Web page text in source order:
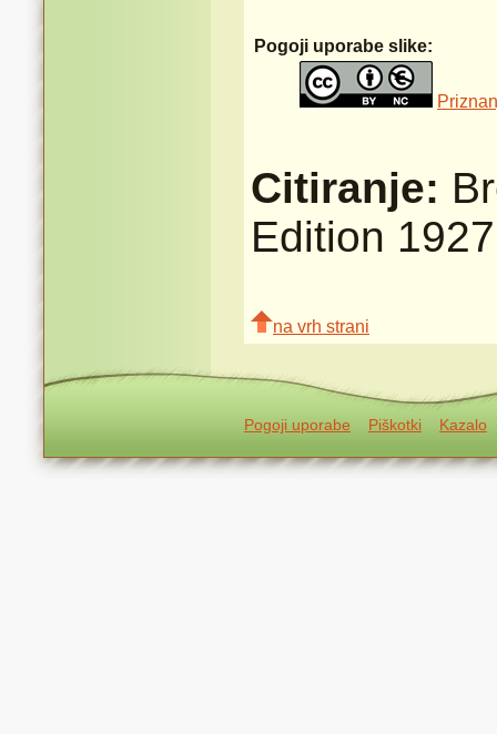
Pogoji uporabe slike:
Citiranje:
Edition 1927
na vrh strani
Pogoji uporabe Piškotki Kazalo